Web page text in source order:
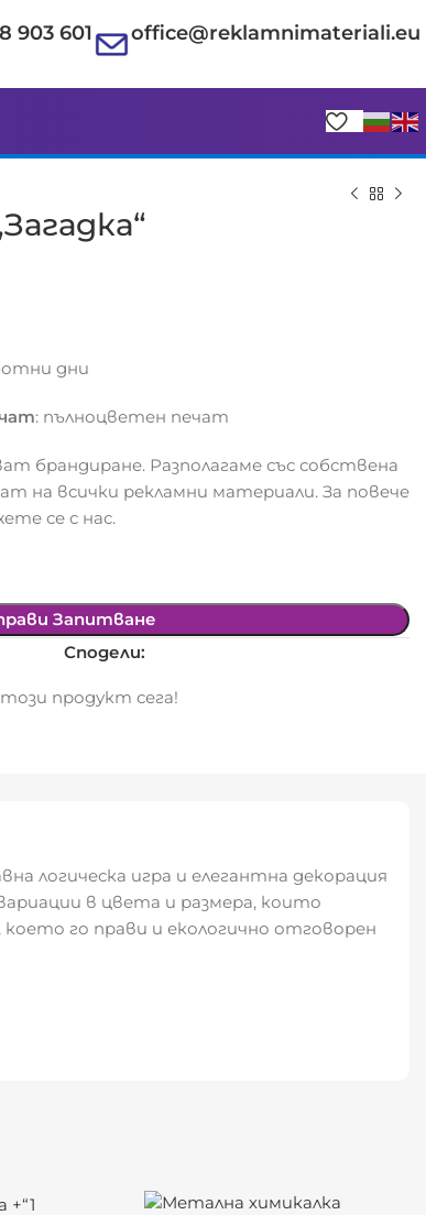
903 601 office@reklamnimateriali.eu
дни
: пълноцветен печат
брандиране. Разполагаме със собствена
на всички рекламни материали. За повече
се с нас.
Запитване
Сподели:
продукт сега!
логическа игра и елегантна декорация
в цвета и размера, които
го прави и екологично отговорен